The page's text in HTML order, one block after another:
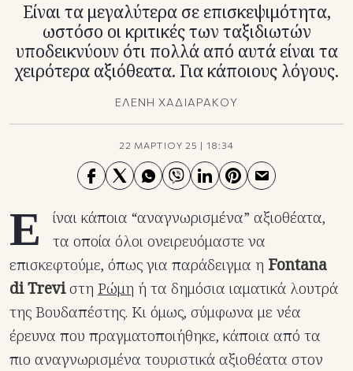
Είναι τα μεγαλύτερα σε επισκεψιμότητα,
ωστόσο οι κριτικές των ταξιδιωτών
υποδεικνύουν ότι πολλά από αυτά είναι τα
χειρότερα αξιόθεατα. Για κάποιους λόγους.
ΕΛΕΝΗ ΧΑΔΙΑΡΑΚΟΥ
22 ΜΑΡΤΙΟΥ 25 | 18:34
Ε
ίναι κάποια “αναγνωρισμένα” αξιοθέατα,
τα οποία όλοι ονειρευόμαστε να
επισκεφτούμε, όπως για παράδειγμα η Fontana
di Treviστη Ρώμη ή τα δημόσια ιαματικά λουτρά
της Βουδαπέστης. Κι όμως, σύμφωνα με νέα
έρευνα που πραγματοποιήθηκε, κάποια από τα
πιο αναγνωρισμένα τουριστικά αξιοθέατα στον